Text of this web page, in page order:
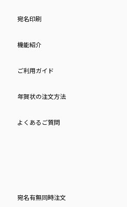
宛名印刷
機能紹介
ご利用ガイド
年賀状の注文方法
よくあるご質問
宛名有無同時注文